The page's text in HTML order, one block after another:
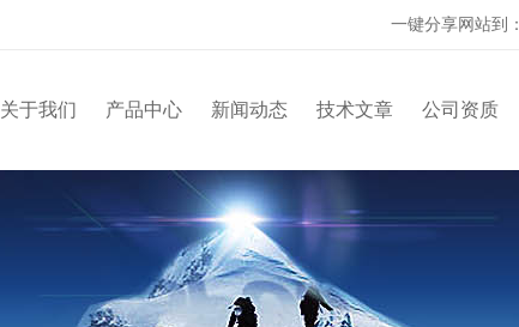
一键分享网站到：
关于我们 产品中心 新闻动态 技术文章 公司资质